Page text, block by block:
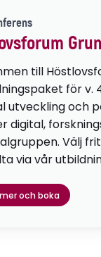
till
för v.
utveckling och
digital,
Välj
via vår
och boka